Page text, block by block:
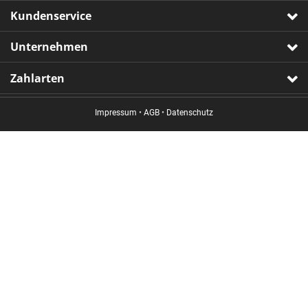
Kundenservice
Unternehmen
Zahlarten
Impressum • AGB • Datenschutz